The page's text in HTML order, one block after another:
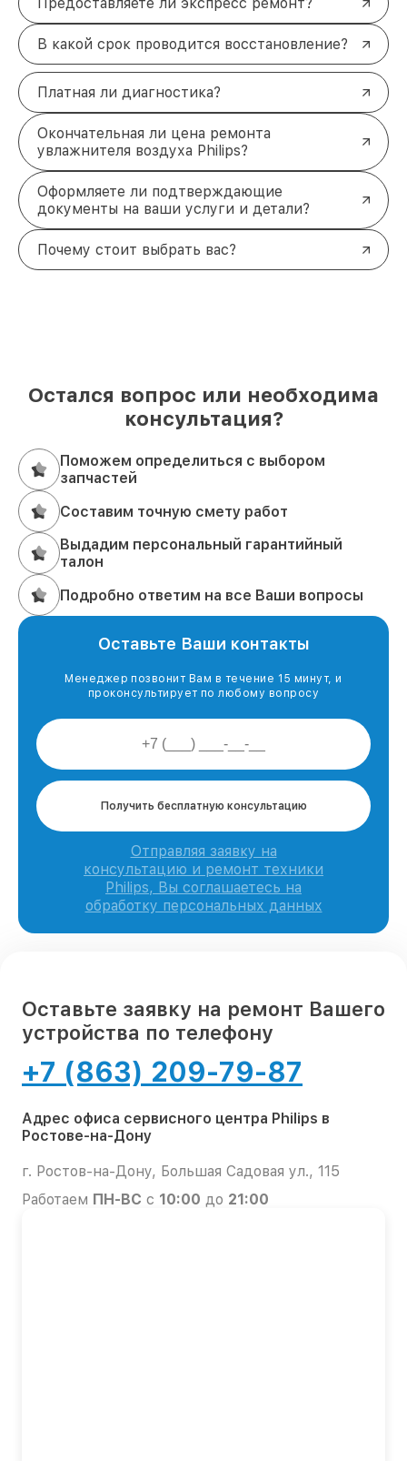
В какой срок проводится восстановление?
Платная ли диагностика?
Окончательная ли цена ремонта
увлажнителя воздуха Philips?
Оформляете ли подтверждающие
документы на ваши услуги и детали?
Почему стоит выбрать вас?
Остался вопрос или необходима
консультация?
Поможем определиться с выбором
запчастей
Составим точную смету работ
Выдадим персональный гарантийный
талон
Подробно ответим на все Ваши вопросы
Оставьте Ваши контакты
Менеджер позвонит Вам в течение 15 минут, и
проконсультирует по любому вопросу
Получить бесплатную консультацию
Отправляя заявку на
консультацию и ремонт техники
Philips, Вы соглашаетесь на
обработку персональных данных
Оставьте заявку на ремонт Вашего
устройства по телефону
+7 (863) 209-79-87
Адрес офиса сервисного центра Philips в
Ростове-на-Дону
г. Ростов-на-Дону, Большая Садовая ул., 115
Работаем ПН-ВС с 10:00 до 21:00